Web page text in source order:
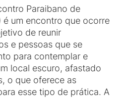
Paraibano de
é um encontro que ocorre
de reunir
e pessoas que se
para contemplar e
local escuro, afastado
o que oferece as
esse tipo de prática. A